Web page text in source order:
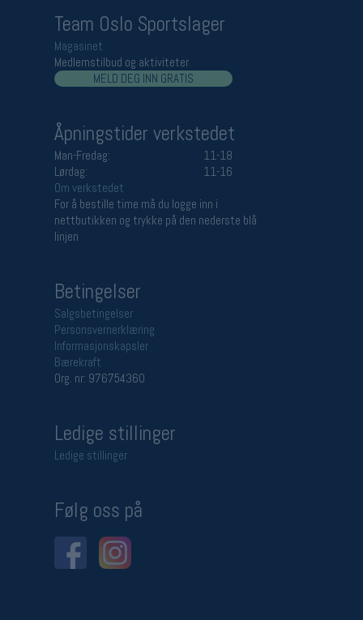
Team Oslo Sportslager
Magasinet
Medlemstilbud og aktiviteter
MELD DEG INN GRATIS
Åpningstider verkstedet
Man-Fredag:
11-18
Lørdag:
11-16
Om verkstedet
For å bestille time må du logge inn i
nettbutikken og trykke på den nederste blå
linjen
Betingelser
Salgsbetingelser
Personsvernerklæring
Informasjonskapsler
Bærekraft
Org. nr: 976754360
Ledige stillinger
Ledige stillinger
Følg oss på